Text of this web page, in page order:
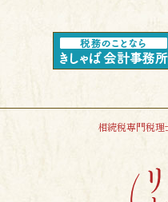
相続税専門税理